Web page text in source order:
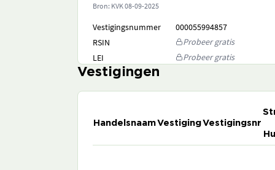
Bron: KVK08-09-2025
Vestigingsnummer
000055994857
RSIN
Probeer gratis
LEI
Probeer gratis
Vestigingen
HandelsnaamVestigingVestigingsnr